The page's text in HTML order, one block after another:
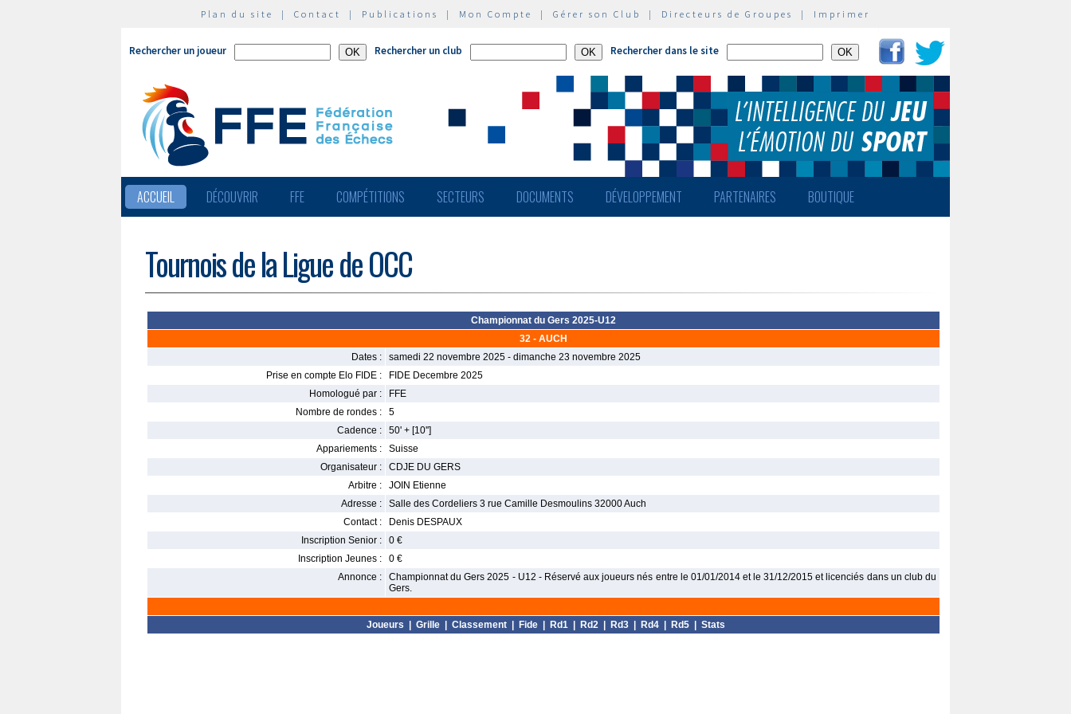
Plan du site | Contact | Publications | Mon Compte | Gérer son Club | Directeurs de Groupes | Imprimer
Rechercher un joueur Rechercher un club Rechercher dans le site
ACCUEIL DÉCOUVRIR FFE COMPÉTITIONS SECTEURS DOCUMENTS DÉVELOPPEMENT PARTENAIRES BOUTIQUE
Tournois de la Ligue de OCC
Championnat du Gers 2025-U12
32 - AUCH
Dates :
samedi 22 novembre 2025 - dimanche 23 novembre 2025
Prise en compte Elo FIDE :
FIDE Decembre 2025
Homologué par :
FFE
Nombre de rondes :
5
Cadence :
50' + [10'']
Appariements :
Suisse
Organisateur :
CDJE DU GERS
Arbitre :
JOIN Etienne
Adresse :
Salle des Cordeliers 3 rue Camille Desmoulins 32000 Auch
Contact :
Denis DESPAUX
Inscription Senior :
0 €
Inscription Jeunes :
0 €
Annonce :
Championnat du Gers 2025 - U12 - Réservé aux joueurs nés entre le 01/01/2014 et le 31/12/2015 et licenciés dans un club du
Gers.
Joueurs Grille Classement Fide Rd1 Rd2 Rd3 Rd4 Rd5 Stats